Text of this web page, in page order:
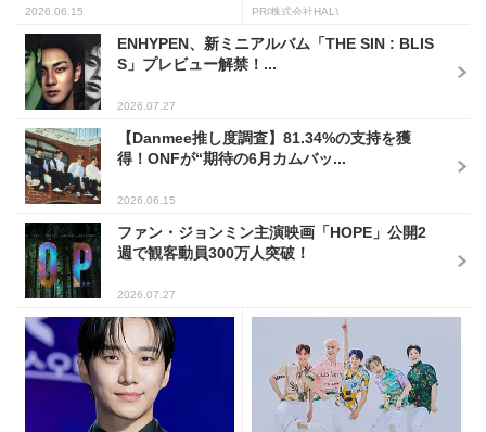
2026.06.15 PR(株式会社HAL)
ENHYPEN、新ミニアルバム「THE SIN : BLIS
S」プレビュー解禁！...
2026.07.27
【Danmee推し度調査】81.34%の支持を獲
得！ONFが“期待の6月カムバッ...
2026.06.15
ファン・ジョンミン主演映画「HOPE」公開2
週で観客動員300万人突破！
2026.07.27